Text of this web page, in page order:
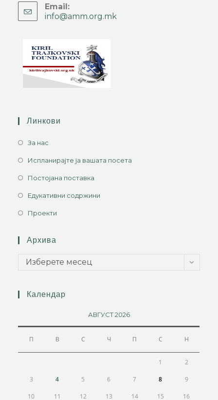
Email:
info@amm.org.mk
Линкови
За нас
Испланирајте ја вашата посета
Постојана поставка
Едукативни содржини
Проекти
Архива
Изберете месец
Календар
АВГУСТ 2026
П В С Ч П С Н
1 2
3 4 5 6 7 8 9
10 11 12 13 14 15 16